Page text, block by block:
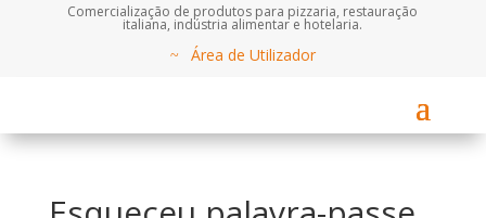
Comercialização de produtos para pizzaria, restauração
italiana, indústria alimentar e hotelaria.
Área de Utilizador